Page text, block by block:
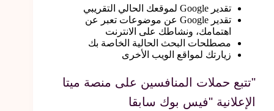
تقدير Google لموقعك الحالي التقريبي
تقدير Google عن موضوعات تعبر عن
اهتمامك، ونشاطك على الانترنت
مصطلحات البحث الحالية الخاصة بك
زيارتك لمواقع الويب الأخرى
"تتبع حملات المنافسين على منصة ميتا
الإعلانية "فيس بوك سابقا